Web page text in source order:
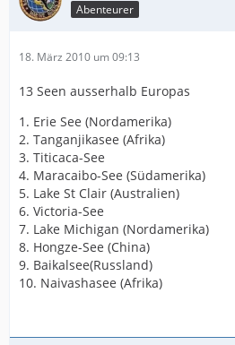
Abenteurer
18. März 2010 um 09:13
13 Seen ausserhalb Europas
1. Erie See (Nordamerika)
2. Tanganjikasee (Afrika)
3. Titicaca-See
4. Maracaibo-See (Südamerika)
5. Lake St Clair (Australien)
6. Victoria-See
7. Lake Michigan (Nordamerika)
8. Hongze-See (China)
9. Baikalsee(Russland)
10. Naivashasee (Afrika)